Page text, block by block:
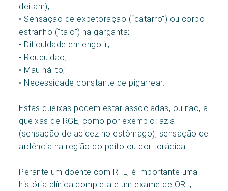
deitam);
• Sensação de expetoração (“catarro”) ou corpo
estranho (“talo”) na garganta;
• Dificuldade em engolir;
• Rouquidão;
• Mau hálito;
• Necessidade constante de pigarrear.
Estas queixas podem estar associadas, ou não, a
queixas de RGE, como por exemplo: azia
(sensação de acidez no estômago), sensação de
ardência na região do peito ou dor torácica.
Perante um doente com RFL, é importante uma
história clínica completa e um exame de ORL,